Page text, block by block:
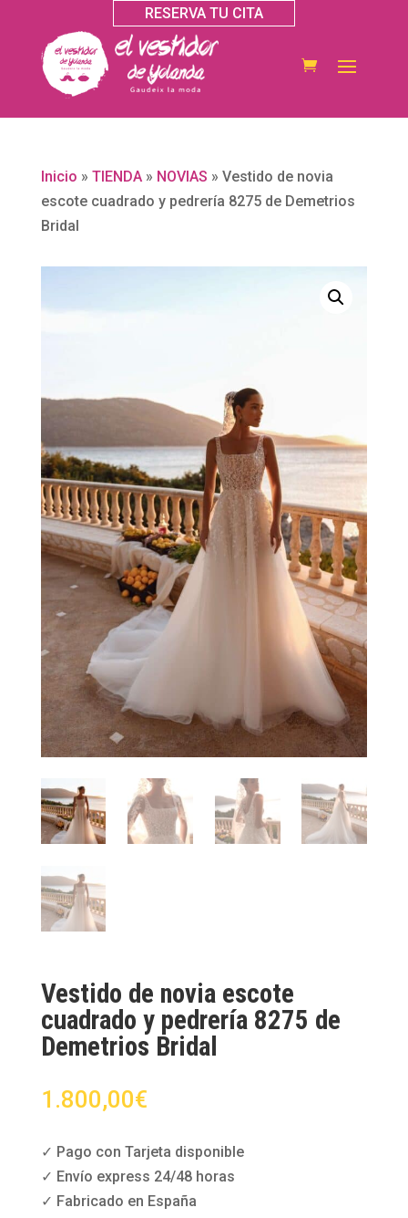
RESERVA TU CITA
Inicio » TIENDA» NOVIAS » Vestido de novia
escote cuadrado y pedrería 8275 de Demetrios
Bridal
Vestido de novia escote
cuadrado y pedrería 8275 de
Demetrios Bridal
1.800,00€
✓ Pago con Tarjeta disponible
✓ Envío express 24/48 horas
✓ Fabricado en España